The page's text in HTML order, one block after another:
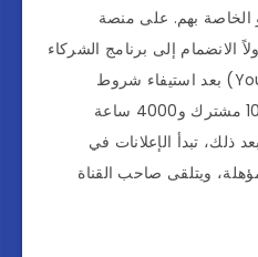
الخاصة بهم. على منصة
الانضمام إلى برنامج الشركاء
(YouTube Partner Program) بعد استيفاء شروط
أساسية مثل الوصول إلى 1000 مشترك و4000 ساعة
خلال 12 شهرًا. بعد ذلك، تبدأ الإعلانات في
ويتلقى صاحب القناة